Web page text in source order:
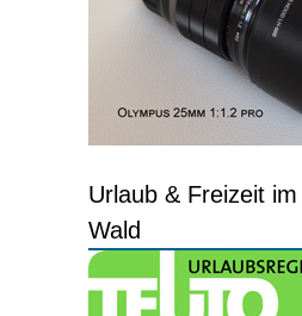
Urlaub & Freizeit
Wald